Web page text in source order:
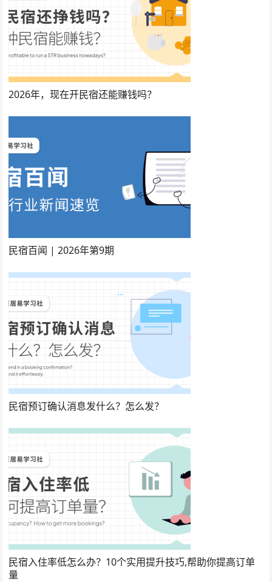
2026年，现在开民宿还能赚钱吗？
民宿百闻 | 2026年第9期
民宿预订确认消息发什么？怎么发？
民宿入住率低怎么办？10个实用提升技巧,帮助你提高订单
量